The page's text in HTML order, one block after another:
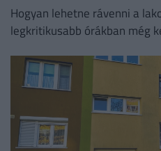
Hogyan lehetne rávenni a
legkritikusabb órákban még